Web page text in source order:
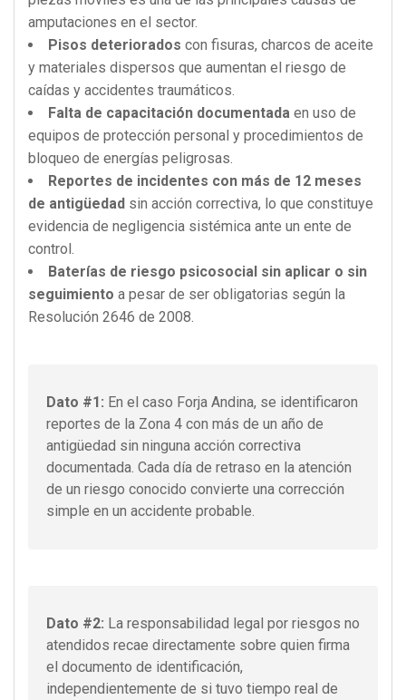
amputaciones en el sector.
Pisos deteriorados con fisuras, charcos de aceite
y materiales dispersos que aumentan el riesgo de
caídas y accidentes traumáticos.
Falta de capacitación documentada en uso de
equipos de protección personal y procedimientos de
bloqueo de energías peligrosas.
Reportes de incidentes con más de 12 meses
de antigüedad sin acción correctiva, lo que constituye
evidencia de negligencia sistémica ante un ente de
control.
Baterías de riesgo psicosocial sin aplicar o sin
seguimiento a pesar de ser obligatorias según la
Resolución 2646 de 2008.
Dato #1: En el caso Forja Andina, se identificaron
reportes de la Zona 4 con más de un año de
antigüedad sin ninguna acción correctiva
documentada. Cada día de retraso en la atención
de un riesgo conocido convierte una corrección
simple en un accidente probable.
Dato #2: La responsabilidad legal por riesgos no
atendidos recae directamente sobre quien firma
el documento de identificación,
independientemente de si tuvo tiempo real de